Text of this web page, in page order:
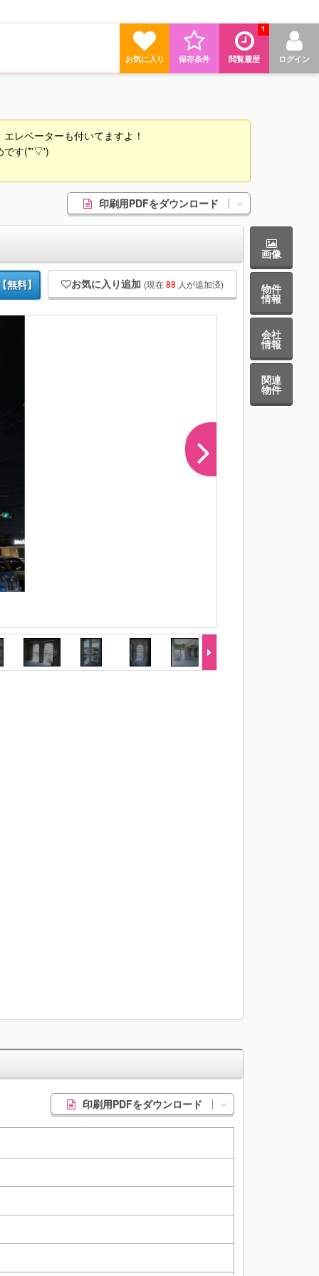
ログイン
閲覧履歴
1
保存条件
お気に入り
レベーターも付いてますよ！
です(*'▽')
印刷用PDFをダウンロード
無料】 お気に入り追加 (現在88 人が追加済)
印刷用PDFをダウンロード
画像
物件
情報
会社
情報
関連
物件